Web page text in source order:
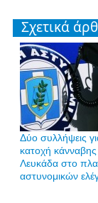
Σχετικά
Δύο συλλήψεις
κατοχή
Λευκάδα στο
αστυνομικών